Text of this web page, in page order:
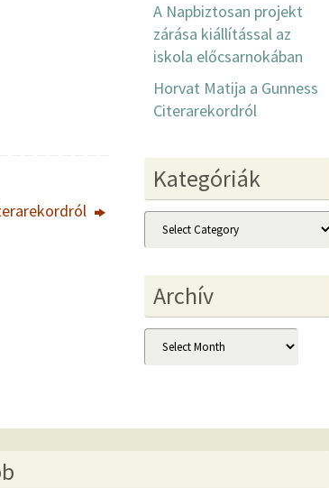
A Napbiztosan projekt
zárása kiállítással az
iskola előcsarnokában
Horvat Matija a Gunness
Citerarekordról
Kategóriák
Kategóriák
Archív
Archív